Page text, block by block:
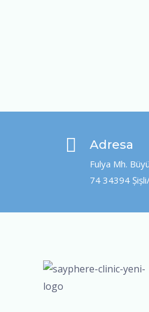
Adresa
Fulya Mh.
74 34394